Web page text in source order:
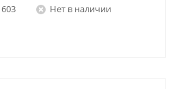
Нет в наличии